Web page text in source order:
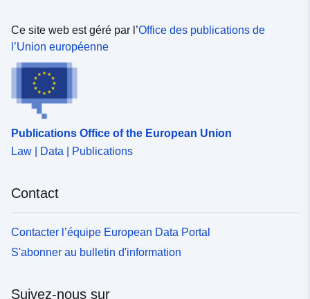
Ce site web est géré par l’Office des publications de
l’Union européenne
Publications Office of the European Union
Law | Data | Publications
Contact
Contacter l’équipe European Data Portal
S'abonner au bulletin d'information
Suivez-nous sur